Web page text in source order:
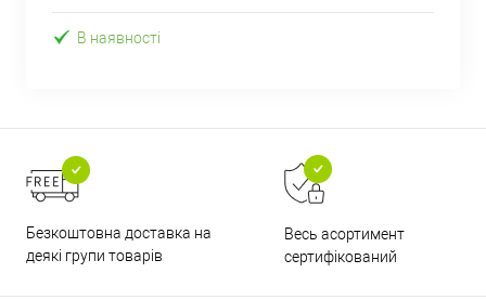
В наявності
Безкоштовна доставка на
деякі групи товарів
Весь асортимент
сертифікований